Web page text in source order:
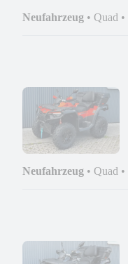
Neufahrzeug • Quad •
Neufahrzeug • Quad •